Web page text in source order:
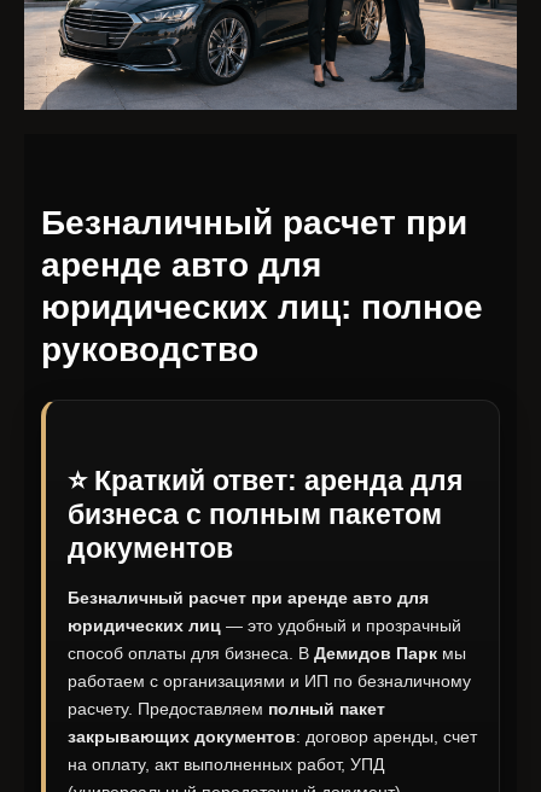
Безналичный расчет при
аренде авто для
юридических лиц: полное
руководство
⭐ Краткий ответ: аренда для
бизнеса с полным пакетом
документов
Безналичный расчет при аренде авто для
юридических лиц — это удобный и прозрачный
способ оплаты для бизнеса. В Демидов Парк мы
работаем с организациями и ИП по безналичному
расчету. Предоставляем полный пакет
закрывающих документов: договор аренды, счет
на оплату, акт выполненных работ, УПД